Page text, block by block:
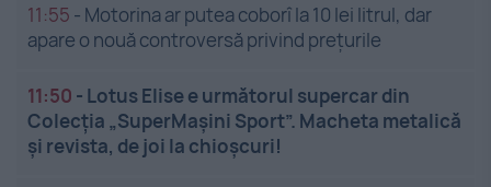
11:55 - Motorina ar putea coborî la 10 lei litrul, dar
apare o nouă controversă privind prețurile
11:50 - Lotus Elise e următorul supercar din
Colecția „SuperMașini Sport”. Macheta metalică
și revista, de joi la chioșcuri!